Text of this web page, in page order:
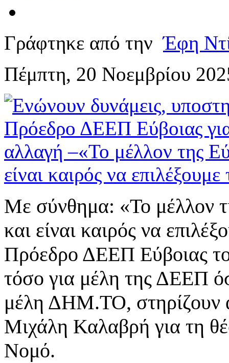
Γράφτηκε από τηνΈφη
Πέμπτη, 20 Νοεμβρίου
Με σύνθημα: «Το μέλλον
και είναι καιρός να
Πρόεδρο ΔΕΕΠ Εύβοιας
τόσο για μέλη της ΔΕΕΠ
μέλη ΔΗΜ.ΤΟ, στηρίζουν
Μιχάλη Καλαβρή για τη
Νομό.